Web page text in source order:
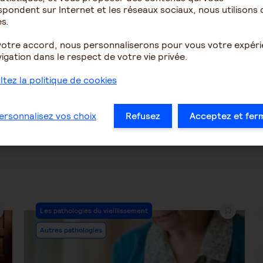
sur le comportement
aidants âgés avec
Post
Category:
Les pathologies du vieillissement
Autres pathologies
sur Internet et les réseaux sociaux, nous utilisons
accord, nous personnaliserons pour vous votre
dans le respect de votre vie privée.
la politique de cookies
vos choix Refusez Acceptez et